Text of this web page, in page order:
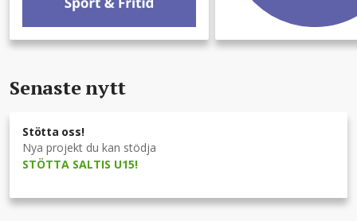
Senaste nytt
Stötta oss!
Nya projekt du kan stödja
STÖTTA SALTIS U15!